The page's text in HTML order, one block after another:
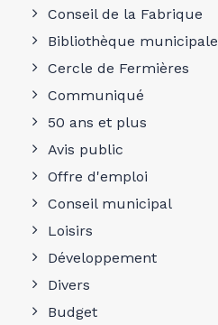
Conseil de la Fabrique
Bibliothèque municipale
Cercle de Fermières
Communiqué
50 ans et plus
Avis public
Offre d'emploi
Conseil municipal
Loisirs
Développement
Divers
Budget